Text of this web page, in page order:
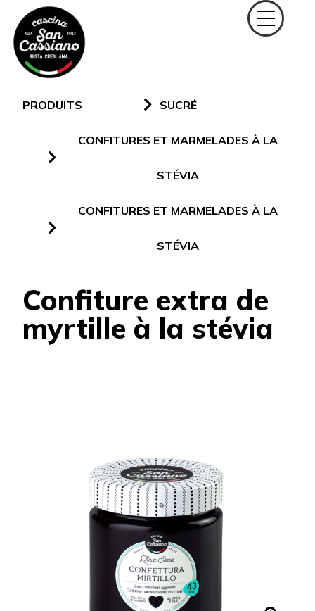
PRODUITS SUCRÉ
CONFITURES ET MARMELADES À LA
STÉVIA
CONFITURES ET MARMELADES À LA
STÉVIA
Confiture extra de
myrtille à la stévia